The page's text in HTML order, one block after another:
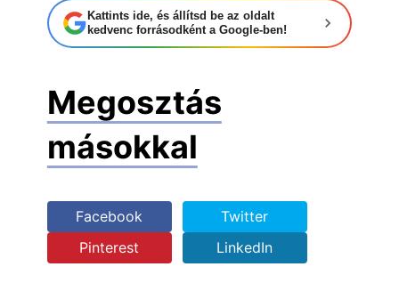
Kattints ide, és állítsd be az oldalt
kedvenc forrásodként a Google-ben!
Megosztás
másokkal
Facebook
Twitter
Pinterest
LinkedIn